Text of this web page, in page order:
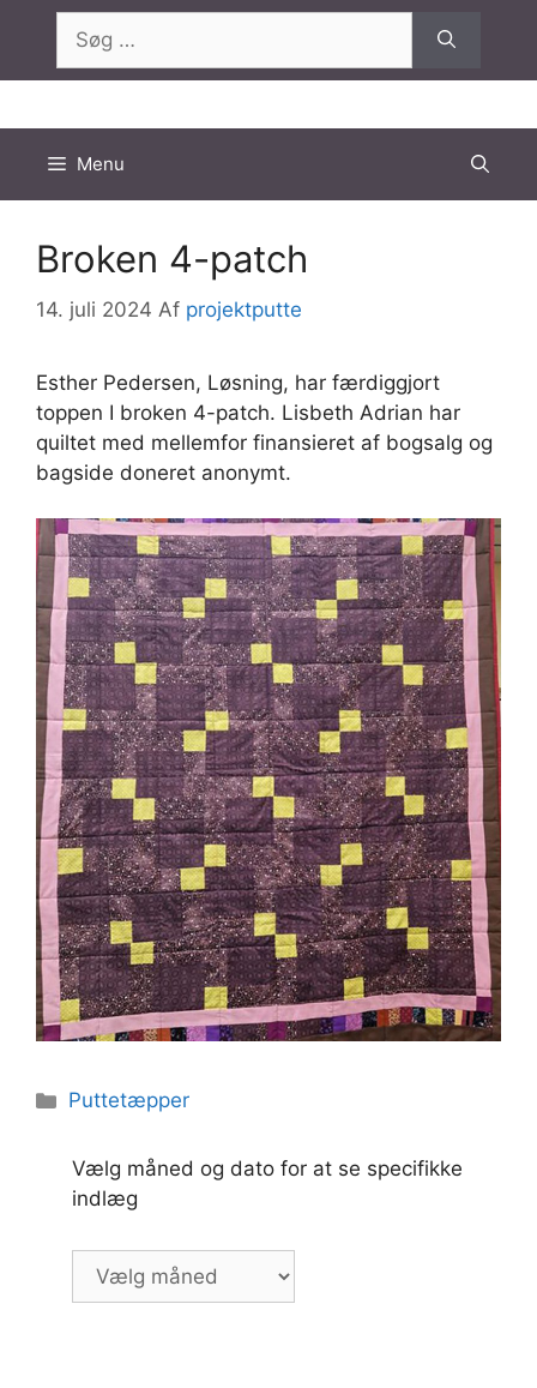
indhold
efter:
Menu
Broken 4-patch
14. juli 2024 Af projektputte
Esther Pedersen, Løsning, har færdiggjort
toppen I broken 4-patch. Lisbeth Adrian har
quiltet med mellemfor finansieret af bogsalg og
bagside doneret anonymt.
Kategorier
Puttetæpper
Vælg måned og dato for at se specifikke
indlæg
Vælg
måned